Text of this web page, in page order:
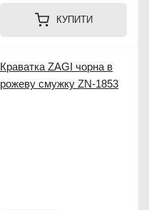
КУПИТИ
Краватка ZAGI чорна в
рожеву смужку ZN-1853